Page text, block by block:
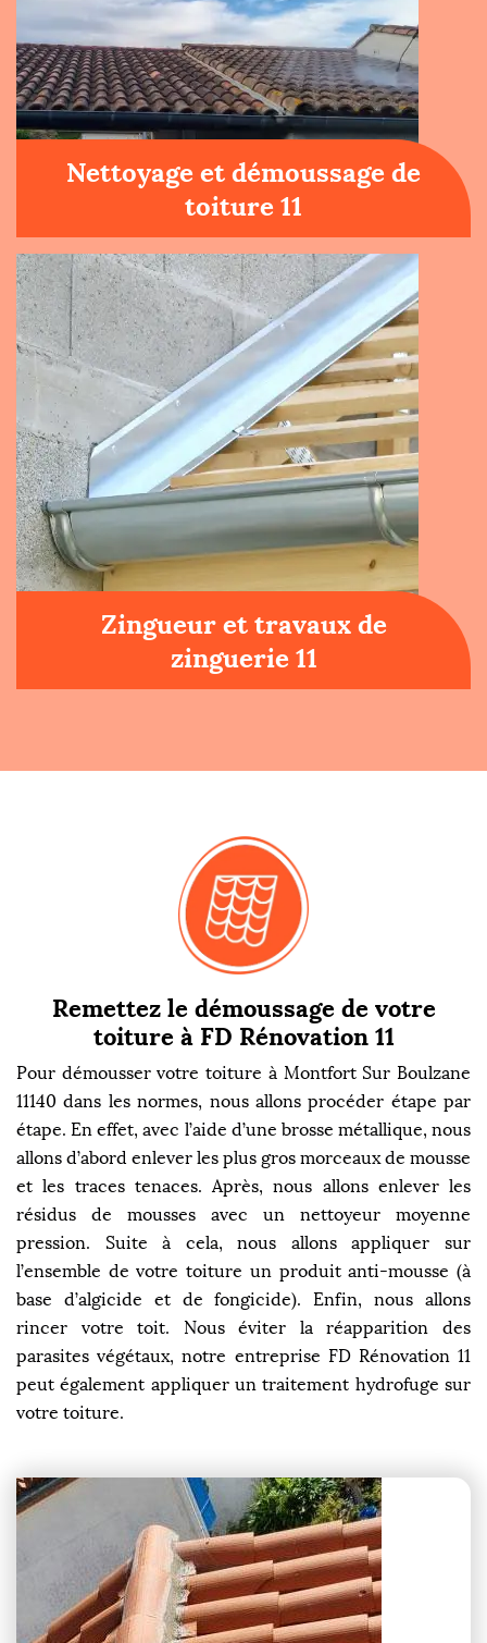
Nettoyage et démoussage de
toiture 11
Zingueur et travaux de
zinguerie 11
Remettez le démoussage de votre
toiture à FD Rénovation 11
Pour démousser votre toiture à Montfort Sur Boulzane
11140 dans les normes, nous allons procéder étape par
étape. En effet, avec l’aide d’une brosse métallique, nous
allons d’abord enlever les plus gros morceaux de mousse
et les traces tenaces. Après, nous allons enlever les
résidus de mousses avec un nettoyeur moyenne
pression. Suite à cela, nous allons appliquer sur
l’ensemble de votre toiture un produit anti-mousse (à
base d’algicide et de fongicide). Enfin, nous allons
rincer votre toit. Nous éviter la réapparition des
parasites végétaux, notre entreprise FD Rénovation 11
peut également appliquer un traitement hydrofuge sur
votre toiture.